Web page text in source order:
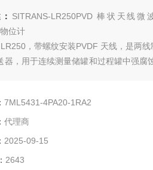
SITRANS-LR250PVD 棒状天线微
位计
，带螺纹安装PVDF 天线，是两
器，用于连续测量储罐和过程罐中强腐
7ML5431-4PA20-1RA2
代理商
2025-09-15
2643